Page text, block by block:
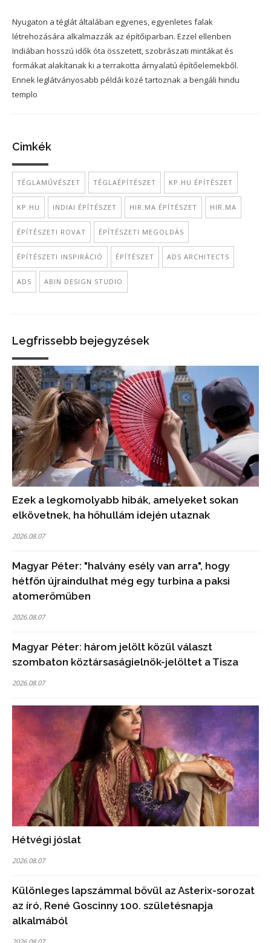
Nyugaton a téglát általában egyenes, egyenletes falak
létrehozására alkalmazzák az építőiparban. Ezzel ellenben
Indiában hosszú idők óta összetett, szobrászati mintákat és
formákat alakítanak ki a terrakotta árnyalatú építőelemekből.
Ennek leglátványosabb példái közé tartoznak a bengáli hindu
templo
Cimkék
TÉGLAMŰVÉSZET TÉGLAÉPÍTÉSZET KP.HU ÉPÍTÉSZET
KP.HU INDIAI ÉPÍTÉSZET HIR.MA ÉPÍTÉSZET HIR.MA
ÉPÍTÉSZETI ROVAT ÉPÍTÉSZETI MEGOLDÁS
ÉPÍTÉSZETI INSPIRÁCIÓ ÉPÍTÉSZET ADS ARCHITECTS
ADS ABIN DESIGN STUDIO
Legfrissebb bejegyzések
Ezek a legkomolyabb hibák, amelyeket sokan
elkövetnek, ha hőhullám idején utaznak
2026.08.07
Magyar Péter: "halvány esély van arra", hogy
hétfőn újraindulhat még egy turbina a paksi
atomerőműben
2026.08.07
Magyar Péter: három jelölt közül választ
szombaton köztársaságielnök-jelöltet a Tisza
2026.08.07
Hétvégi jóslat
2026.08.07
Különleges lapszámmal bővül az Asterix-sorozat
az író, René Goscinny 100. születésnapja
alkalmából